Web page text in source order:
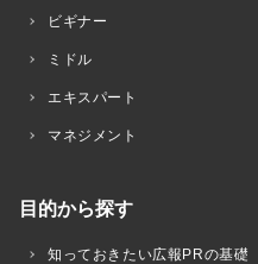
ビギナー
ミドル
エキスパート
マネジメント
目的から探す
知っておきたい広報PRの基礎